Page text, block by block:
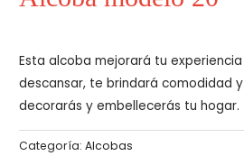
Esta alcoba mejorará tu
descansar, te brindará comodidad
decorarás y embellecerás tu hogar.
Categoría:Alcobas